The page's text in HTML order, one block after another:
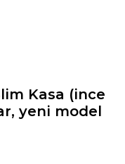
Kasa (ince
yeni model